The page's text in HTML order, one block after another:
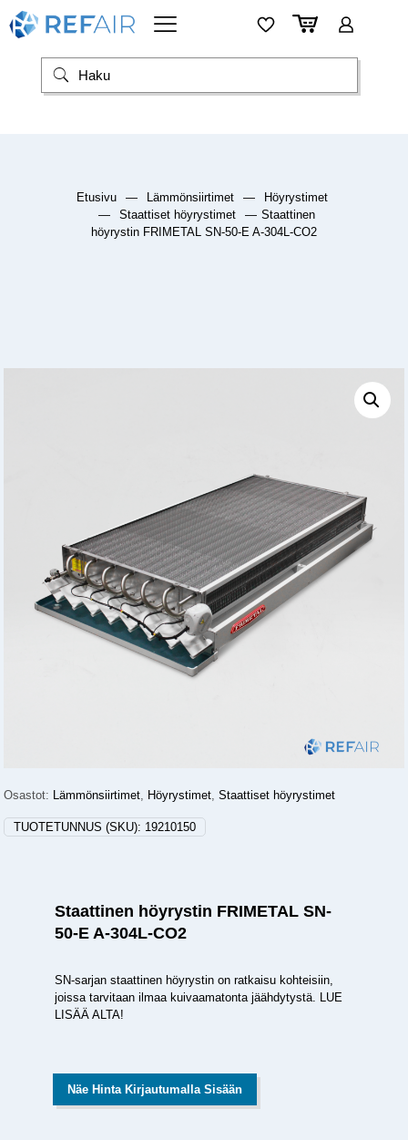
Etusivu — Lämmönsiirtimet —
Höyrystimet
—
Staattiset höyrystimet — Staattinen
höyrystin FRIMETAL SN-50-E A-304L-CO2
Osastot: Lämmönsiirtimet, Höyrystimet,Staattiset höyrystimet
TUOTETUNNUS (SKU): 19210150
Staattinen höyrystin FRIMETAL SN-
50-E A-304L-CO2
SN-sarjan staattinen höyrystin on ratkaisu kohteisiin,
joissa tarvitaan ilmaa kuivaamatonta jäähdytystä. LUE
LISÄÄ ALTA!
Näe Hinta Kirjautumalla Sisään